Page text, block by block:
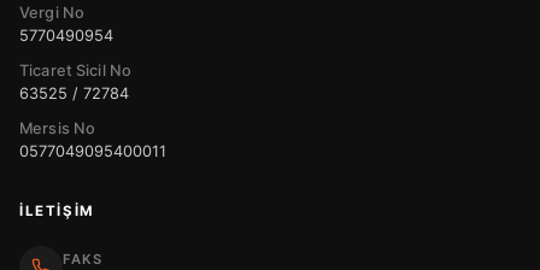
Vergi No
5770490954
Ticaret Sicil No
63525 / 72784
Mersis No
0577049095400011
İLETIŞIM
FAKS